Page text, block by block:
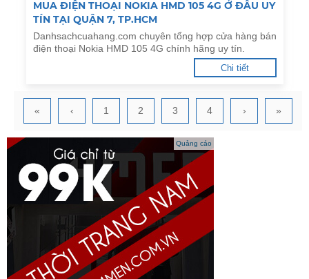
MUA ĐIỆN THOẠI NOKIA HMD 105 4G Ở ĐÂU UY
TÍN TẠI QUẬN 7, TP.HCM
Danhsachcuahang.com chuyên tổng hợp cửa hàng bán
điện thoại Nokia HMD 105 4G chính hãng uy tín.
Chi tiết
« ‹ 1 2 3 4 › »
Quảng cáo